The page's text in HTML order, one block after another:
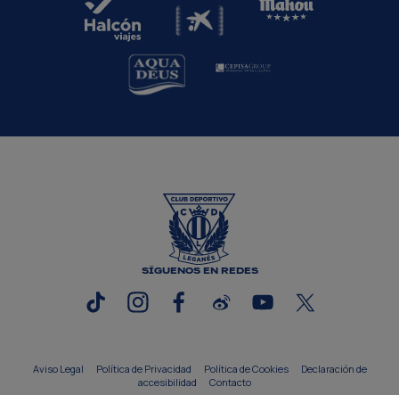
SÍGUENOS EN REDES
Aviso Legal Política de Privacidad Política de Cookies
Declaración de
accesibilidad
Contacto